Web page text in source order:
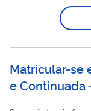
Matricular-se
e Continuada